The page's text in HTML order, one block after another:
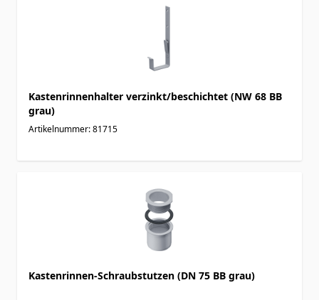
Kastenrinnenhalter verzinkt/beschichtet (NW 68 BB
grau)
Artikelnummer: 81715
Kastenrinnen-Schraubstutzen (DN 75 BB grau)